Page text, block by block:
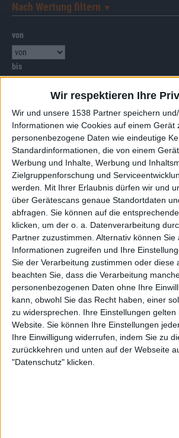
Wir respektieren Ihre
Wir und unsere 1538 Partner speichern
Informationen wie Cookies auf einem Gerät
personenbezogene Daten wie eindeutige
Standardinformationen, die von einem
Werbung und Inhalte, Werbung und
Zielgruppenforschung und
werden.
Mit Ihrer Erlaubnis dürfen wir und
über Gerätescans genaue Standortdaten
abfragen. Sie können auf die
klicken, um der o. a. Datenverarbeitung
Partner zuzustimmen. Alternativ können Sie
Informationen zugreifen und Ihre
Sie der Verarbeitung zustimmen oder diese
beachten Sie, dass die Verarbeitung
personenbezogenen Daten ohne Ihre
kann, obwohl Sie das Recht haben, einer
zu widersprechen. Ihre Einstellungen gelten
Website. Sie können Ihre Einstellungen
Ihre Einwilligung widerrufen, indem Sie zu
zurückkehren und unten auf der Webseite
"Datenschutz" klicken.
Nach Wertung filtern ▼︎
von
bis
Nach Genres filtern►︎
Alben von Walls Of Jericho
8/10
Review
Walls Of Jericho
Review